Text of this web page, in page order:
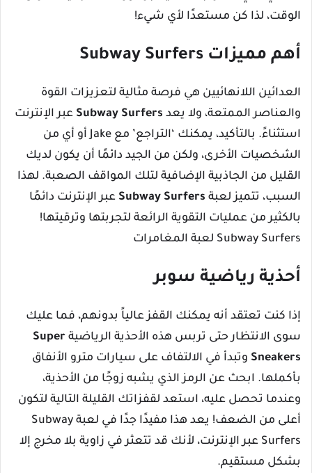
الوقت، لذا كن مستعدًا لأي شيء!
أهم مميزات Subway Surfers
العدائين اللانهائيين هي فرصة مثالية لتعزيزات القوة
والعناصر الممتعة، ولا يعد Subway Surfers عبر الإنترنت
استثناءً. بالتأكيد، يمكنك ‘التراجع’ مع Jake أو أي من
الشخصيات الأخرى، ولكن من الجيد دائمًا أن يكون لديك
القليل من الجاذبية الإضافية لتلك المواقف الصعبة. لهذا
السبب، تتميز لعبة
عبر الإنترنت دائمًا
بالكثير من عمليات التقوية الرائعة لتجربتها وترقيتها!
Subway Surfers لعبة المغامرات
أحذية رياضية سوبر
إذا كنت تعتقد أنه يمكنك القفز عالياً بدونهم، فما عليك
سوى الانتظار حتى تربس هذه الأحذية الرياضية Super
Sneakers وتبدأ في الالتفاف على سيارات مترو الأنفاق
بأكملها. ابحث عن الرمز الذي يشبه زوجًا من الأحذية،
وعندما تحصل عليه، استعد لقفزاتك القليلة التالية لتكون
أعلى من الضعف! يعد هذا مفيدًا جدًا في لعبة Subway
Surfers عبر الإنترنت، لأنك قد تتعثر في زاوية بلا مخرج إلا
بشكل مستقيم.